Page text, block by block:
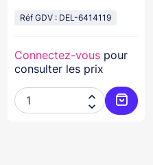
au panier
Réf GDV : DEL-6414119
Connectez-vous pour
consulter les prix

